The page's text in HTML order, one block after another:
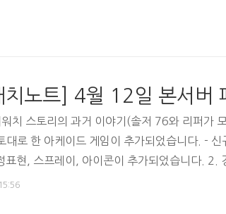
치 스토리의 과거 이야기(솔저 76와 리퍼가
대로 한 아케이드 게임이 추가되었습니다. - 신
표현, 스프레이, 아이콘이 추가되었습니다. 2.
큼 진행되었는지를 기준으로 승부) - 하나무라